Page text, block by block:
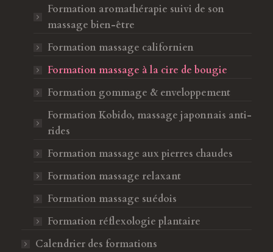
Formation aromathérapie suivi de son
massage bien-être
Formation massage californien
Formation massage à la cire de bougie
Formation gommage & enveloppement
Formation Kobido, massage japonnais anti-
rides
Formation massage aux pierres chaudes
Formation massage relaxant
Formation massage suédois
Formation réflexologie plantaire
Calendrier des formations